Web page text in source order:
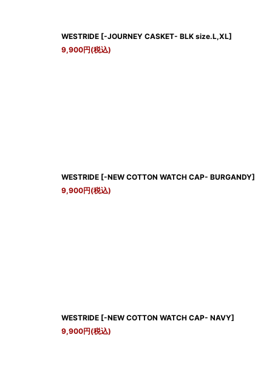
WESTRIDE [-JOURNEY CASKET- BLK size.L,XL]
9,900円(税込)
WESTRIDE [-NEW COTTON WATCH CAP- BURGANDY]
9,900円(税込)
WESTRIDE [-NEW COTTON WATCH CAP- NAVY]
9,900円(税込)